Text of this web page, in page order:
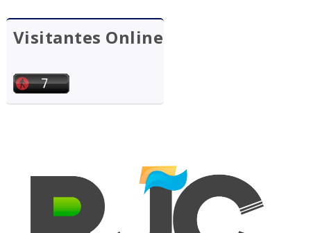
Visitantes Online